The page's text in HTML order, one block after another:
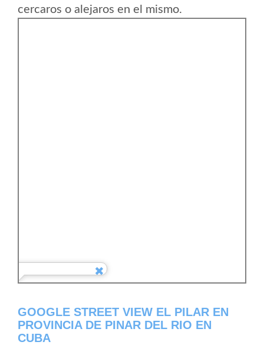
cercaros o alejaros en el mismo.
GOOGLE STREET VIEW EL PILAR EN
PROVINCIA DE PINAR DEL RIO EN
CUBA